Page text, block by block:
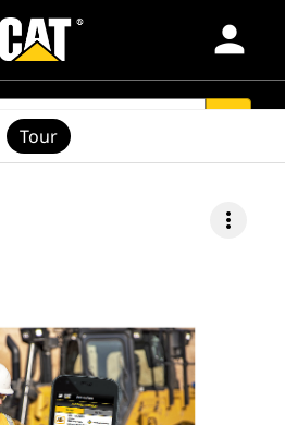
person
more_vert
Tour